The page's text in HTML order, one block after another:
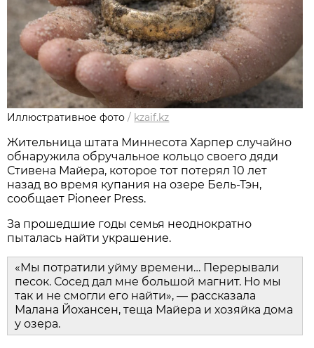
Иллюстративное фото / kzaif.kz
Жительница штата Миннесота Харпер случайно
обнаружила обручальное кольцо своего дяди
Стивена Майера, которое тот потерял 10 лет
назад во время купания на озере Бель-Тэн,
сообщает Pioneer Press.
За прошедшие годы семья неоднократно
пыталась найти украшение.
«Мы потратили уйму времени… Перерывали
песок. Сосед дал мне большой магнит. Но мы
так и не смогли его найти», — рассказала
Малана Йохансен, теща Майера и хозяйка дома
у озера.